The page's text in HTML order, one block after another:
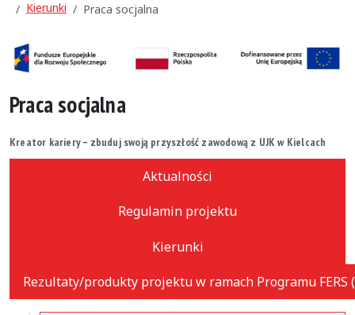
Kierunki
Praca socjalna
Praca socjalna
Kreator kariery – zbuduj swoją przyszłość zawodową z UJK w Kielcach
Aktualności
Regulamin projektu
Kierunki
Rezultaty/produkty projektu w ramach Programu